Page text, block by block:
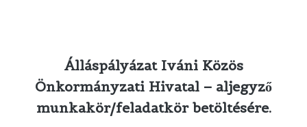
Álláspályázat Iváni Közös
Önkormányzati Hivatal – aljegyző
munkakör/feladatkör betöltésére.